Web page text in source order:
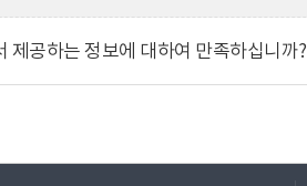
제공하는 정보에 대하여 만족하십니까?